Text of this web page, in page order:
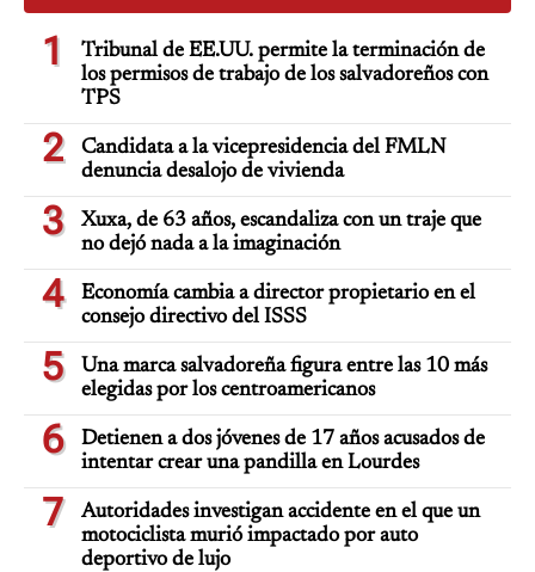
1
Tribunal de EE.UU. permite la terminación de
los permisos de trabajo de los salvadoreños con
TPS
2
Candidata a la vicepresidencia del FMLN
denuncia desalojo de vivienda
3
Xuxa, de 63 años, escandaliza con un traje que
no dejó nada a la imaginación
4
Economía cambia a director propietario en el
consejo directivo del ISSS
5
Una marca salvadoreña figura entre las 10 más
elegidas por los centroamericanos
6
Detienen a dos jóvenes de 17 años acusados de
intentar crear una pandilla en Lourdes
7
Autoridades investigan accidente en el que un
motociclista murió impactado por auto
deportivo de lujo